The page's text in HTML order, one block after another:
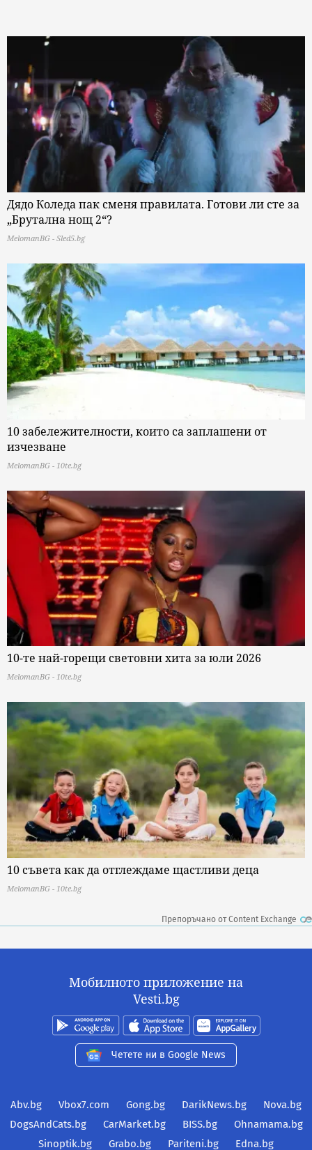
Дядо Коледа пак сменя правилата. Готови ли сте за
„Брутална нощ 2“?
MelomanBG - Sled5.bg
10 забележителности, които са заплашени от
изчезване
MelomanBG - 10te.bg
10-те най-горещи световни хита за юли 2026
MelomanBG - 10te.bg
10 съвета как да отглеждаме щастливи деца
MelomanBG - 10te.bg
Препоръчано от Content Exchange
Мобилното приложение на
Vesti.bg
Четете ни в Google News
Abv.bg Vbox7.com Gong.bg DarikNews.bg
Nova.bg
DogsAndCats.bg
CarMarket.bg BISS.bg
Ohnamama.bg
Sinoptik.bg
Grabo.bg Pariteni.bg Edna.bg